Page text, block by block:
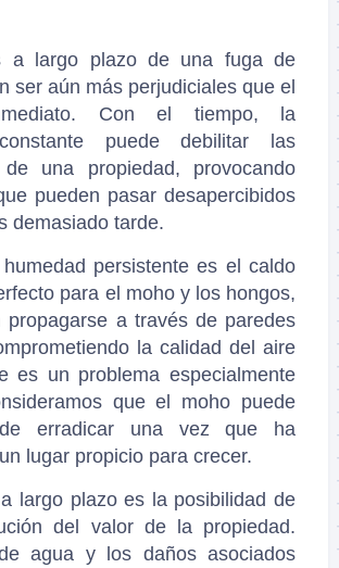
a largo plazo de una fuga de
ser aún más perjudiciales que el
Con el tiempo, la
puede debilitar las
de una propiedad, provocando
pueden pasar desapercibidos
demasiado tarde.
persistente es el caldo
para el moho y los hongos,
propagarse a través de paredes
la calidad del aire
es un problema especialmente
que el moho puede
erradicar una vez que ha
lugar propicio para crecer.
largo plazo es la posibilidad de
del valor de la propiedad.
agua y los daños asociados